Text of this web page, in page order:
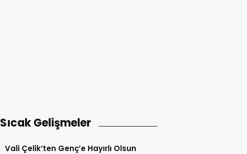
Sıcak Gelişmeler
Vali Çelik’ten Genç’e Hayırlı Olsun